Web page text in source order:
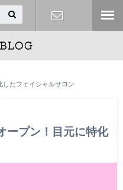
たフェイシャルサロン
ープン！目元に特化